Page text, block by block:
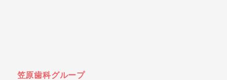
笠原歯科グループ